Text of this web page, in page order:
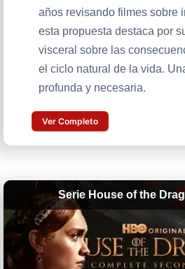
años revisando filmes sobre
esta propuesta destaca por
visceral sobre las
el ciclo natural de la vida.
profunda y necesaria.
Ver Completo
Serie House of the